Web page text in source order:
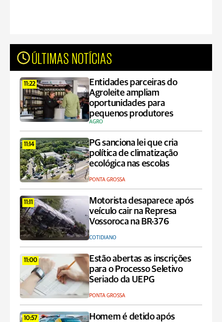
ÚLTIMAS NOTÍCIAS
11:22
Entidades parceiras do
Agroleite ampliam
oportunidades para
pequenos produtores
AGRO
11:14
PG sanciona lei que cria
política de climatização
ecológica nas escolas
PONTA GROSSA
11:11
Motorista desaparece após
veículo cair na Represa
Vossoroca na BR-376
COTIDIANO
11:00
Estão abertas as inscrições
para o Processo Seletivo
Seriado da UEPG
PONTA GROSSA
10:57
Homem é detido após